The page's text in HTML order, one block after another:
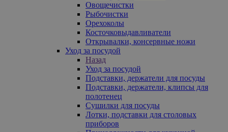
Овощечистки
Рыбочистки
Орехоколы
Косточковыдавливатели
Открывалки, консервные ножи
Уход за посудой
Назад
Уход за посудой
Подставки, держатели для посуды
Подставки, держатели, клипсы для
полотенец
Сушилки для посуды
Лотки, подставки для столовых
приборов